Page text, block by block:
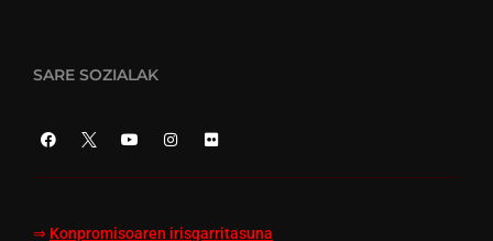
SARE SOZIALAK
⇒ Konpromisoaren irisgarritasuna